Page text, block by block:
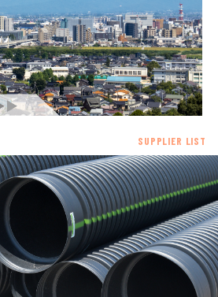
SUPPLIER LIST